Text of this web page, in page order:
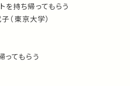
持ち帰ってもらう
（東京大学）
てもらう